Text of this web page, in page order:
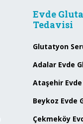
Evde
Tedavisi
Glutatyon
Adalar Evde
Ataşehir
Beykoz Evde
Çekmeköy